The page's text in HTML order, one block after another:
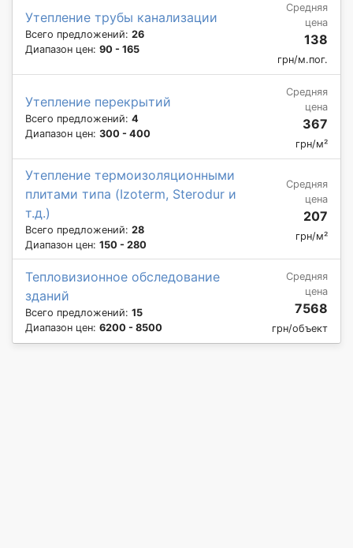
Утепление трубы канализации
Всего предложений: 26
Диапазон цен: 90 - 165
Средняя
цена
138
грн/м.пог.
Утепление перекрытий
Всего предложений: 4
Диапазон цен: 300 - 400
Средняя
цена
367
грн/м²
Утепление термоизоляционными
плитами типа (Izoterm, Sterodur и
т.д.)
Всего предложений: 28
Диапазон цен: 150 - 280
Средняя
цена
207
грн/м²
Тепловизионное обследование
зданий
Всего предложений: 15
Диапазон цен: 6200 - 8500
Средняя
цена
7568
грн/объект